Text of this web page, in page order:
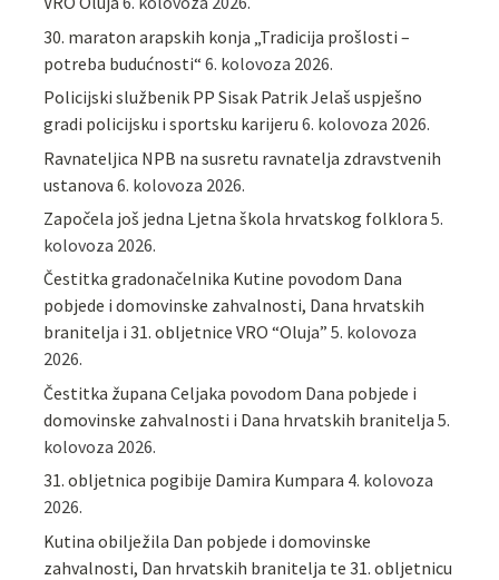
30. maraton arapskih konja „Tradicija prošlosti –
potreba budućnosti“ 6. kolovoza 2026.
Policijski službenik PP Sisak Patrik Jelaš uspješno
gradi policijsku i sportsku karijeru 6. kolovoza 2026.
Ravnateljica NPB na susretu ravnatelja zdravstvenih
ustanova 6. kolovoza 2026.
Započela još jedna Ljetna škola hrvatskog folklora 5.
kolovoza 2026.
Čestitka gradonačelnika Kutine povodom Dana
pobjede i domovinske zahvalnosti, Dana hrvatskih
branitelja i 31. obljetnice VRO “Oluja” 5. kolovoza
2026.
Čestitka župana Celjaka povodom Dana pobjede i
domovinske zahvalnosti i Dana hrvatskih branitelja 5.
kolovoza 2026.
31. obljetnica pogibije Damira Kumpara 4. kolovoza
2026.
Kutina obilježila Dan pobjede i domovinske
zahvalnosti, Dan hrvatskih branitelja te 31. obljetnicu